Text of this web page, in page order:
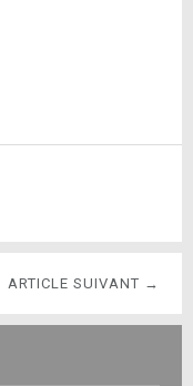
ARTICLE SUIVANT →